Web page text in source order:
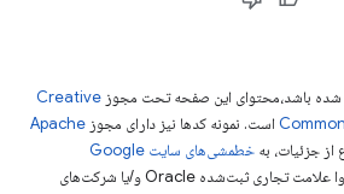
شده باشد،‌محتوای این صفحه تحت مجوز Creative
است. نمونه کدها نیز دارای مجوز Apache
جزئیات، به
خطمشی‌های سایت Google
مراجعه کنید. جاوا علامت تجاری ثبت‌شده Oracle و/یا شرکت‌های